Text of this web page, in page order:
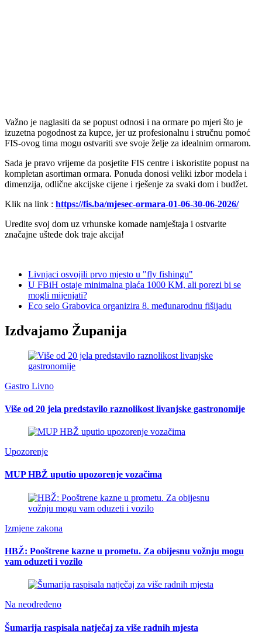
Važno je naglasiti da se popust odnosi i na ormare po mjeri što je
izuzetna pogodnost za kupce, jer uz profesionalnu i stručnu pomoć
FIS-ovog tima mogu ostvariti sve svoje želje za idealnim ormarom.
Sada je pravo vrijeme da posjetite FIS centre i iskoristite popust na
kompletan asortiman ormara. Ponuda donosi veliki izbor modela i
dimenzija, odlične akcijske cijene i rješenje za svaki dom i budžet.
Klik na link : https://fis.ba/mjesec-ormara-01-06-30-06-2026/
Uredite svoj dom uz vrhunske komade namještaja i ostvarite
značajne uštede dok traje akcija!
Livnjaci osvojili prvo mjesto u "fly fishingu"
U FBiH ostaje minimalna plaća 1000 KM, ali porezi bi se
mogli mijenjati?
Eco selo Grabovica organizira 8. međunarodnu fišijadu
Izdvajamo Županija
Gastro Livno
Više od 20 jela predstavilo raznolikost livanjske gastronomije
Upozorenje
MUP HBŽ uputio upozorenje vozačima
Izmjene zakona
HBŽ: Pooštrene kazne u prometu. Za obijesnu vožnju mogu
vam oduzeti i vozilo
Na neodređeno
Šumarija raspisala natječaj za više radnih mjesta